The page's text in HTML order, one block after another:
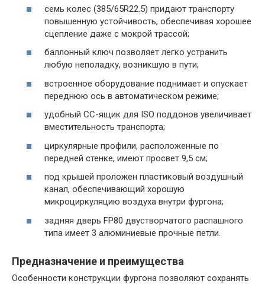
семь колес (385/65R22.5) придают транспорту
повышенную устойчивость, обеспечивая хорошее
сцепление даже с мокрой трассой;
баллонный ключ позволяет легко устранить
любую неполадку, возникшую в пути;
встроенное оборудование поднимает и опускает
переднюю ось в автоматическом режиме;
удобный СС-ящик для ISO поддонов увеличивает
вместительность транспорта;
циркулярные профили, расположенные по
передней стенке, имеют просвет 9,5 см;
под крышей проложен пластиковый воздушный
канал, обеспечивающий хорошую
микроциркуляцию воздуха внутри фургона;
задняя дверь FP80 двустворчатого распашного
типа имеет 3 алюминиевые прочные петли.
Предназначение и преимущества
Особенности конструкции фургона позволяют сохранять